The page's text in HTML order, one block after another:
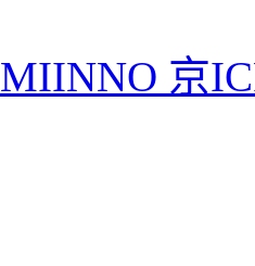
MIINNO 京